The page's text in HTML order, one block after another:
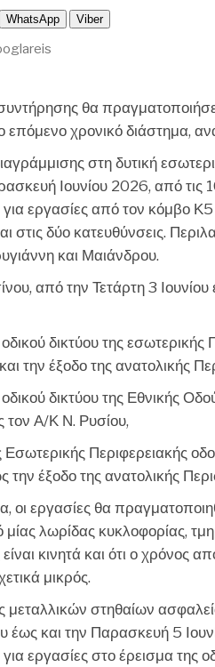
WhatsApp Viber
θα
επόμενο χρονικό διάστημα,
στη δυτική
Ιουνίου 2026, από
για εργασίες από τον κόμβο
δύο κατευθύνσεις.
και Μαιάνδρου.
από την Τετάρτη 3
δικτύου της
την έξοδο της ανατολικής
δικτύου της Εθνικής
τον Α/Κ Ν. Ρυσίου,
Εσωτερικής Περιφερειακής
έξοδο της ανατολικής
οι εργασίες θα
λωρίδας κυκλοφορίας,
είναι κινητά και ότι ο
μικρός.
μεταλλικών στηθαίων
έως και την Παρασκευή 5
για εργασίες στο έρεισμα